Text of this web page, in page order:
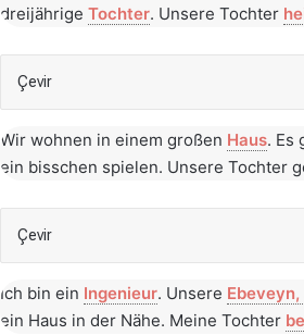
dreijährige Tochter. Unsere Tochter
Çevir
Wir wohnen in einem großen Haus. Es
ein bisschen spielen. Unsere Tochter
Çevir
Ich bin ein Ingenieur. Unsere
ein Haus in der Nähe. Meine Tochter